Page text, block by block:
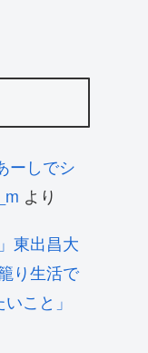
ーしでシ
より
東出昌大
り生活で
こと」